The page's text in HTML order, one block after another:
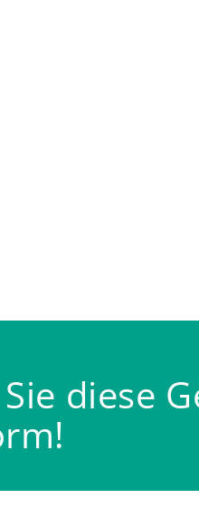
diese